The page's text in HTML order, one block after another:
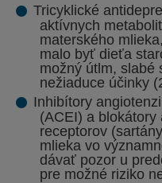
Tricyklické
aktívnych
materského
malo byť dieťa
možný útlm, slabé
nežiaduce účinky
Inhibítory
(ACEI) a
receptorov
mlieka vo
dávať pozor u
pre možné riziko